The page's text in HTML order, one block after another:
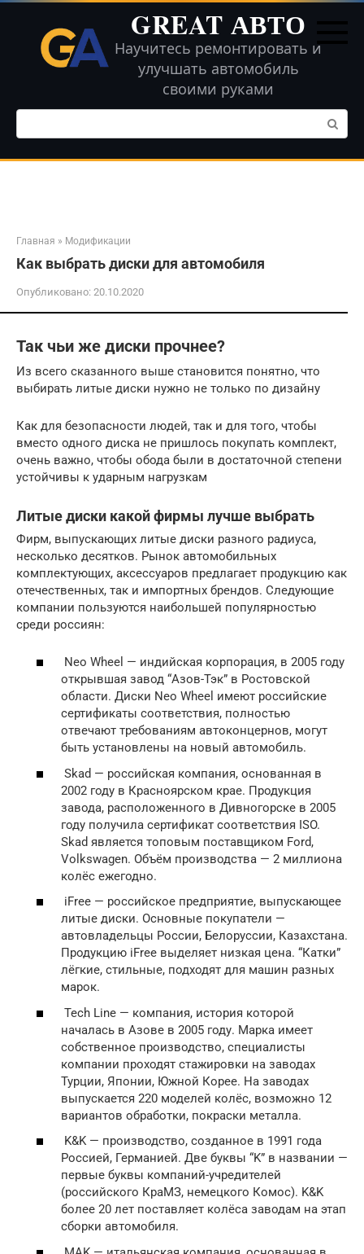
Перейти
контенту
GREAT АВТО
Научитесь ремонтировать и
улучшать автомобиль
своими руками
Поиск:
Главная » Модификации
Как выбрать диски для автомобиля
Опубликовано: 20.10.2020
Так чьи же диски прочнее?
Из всего сказанного выше становится понятно, что
выбирать литые диски нужно не только по дизайну
Как для безопасности людей, так и для того, чтобы
вместо одного диска не пришлось покупать комплект,
очень важно, чтобы обода были в достаточной степени
устойчивы к ударным нагрузкам
Литые диски какой фирмы лучше выбрать
Фирм, выпускающих литые диски разного радиуса,
несколько десятков. Рынок автомобильных
комплектующих, аксессуаров предлагает продукцию как
отечественных, так и импортных брендов. Следующие
компании пользуются наибольшей популярностью
среди россиян:
Neo Wheel — индийская корпорация, в 2005 году
открывшая завод “Азов-Тэк” в Ростовской
области. Диски Neo Wheel имеют российские
сертификаты соответствия, полностью
отвечают требованиям автоконцернов, могут
быть установлены на новый автомобиль.
Skad — российская компания, основанная в
2002 году в Красноярском крае. Продукция
завода, расположенного в Дивногорске в 2005
году получила сертификат соответствия ISO.
Skad является топовым поставщиком Ford,
Volkswagen. Объём производства — 2 миллиона
колёс ежегодно.
iFree — российское предприятие, выпускающее
литые диски. Основные покупатели —
автовладельцы России, Белоруссии, Казахстана.
Продукцию iFree выделяет низкая цена. “Катки”
лёгкие, стильные, подходят для машин разных
марок.
Tech Line — компания, история которой
началась в Азове в 2005 году. Марка имеет
собственное производство, специалисты
компании проходят стажировки на заводах
Турции, Японии, Южной Корее. На заводах
выпускается 220 моделей колёс, возможно 12
вариантов обработки, покраски металла.
K&K — производство, созданное в 1991 года
Россией, Германией. Две буквы “K” в названии —
первые буквы компаний-учредителей
(российского КраМЗ, немецкого Комос). K&K
более 20 лет поставляет колёса заводам на этап
сборки автомобиля.